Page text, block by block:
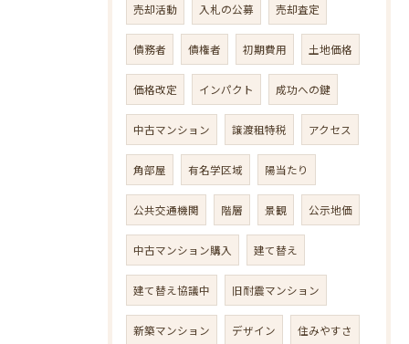
売却活動 入札の公募 売却査定
債務者 債権者 初期費用 土地価格
価格改定 インパクト 成功への鍵
中古マンション 譲渡租特税 アクセス
角部屋 有名学区域 陽当たり
公共交通機関 階層 景観 公示地価
中古マンション購入 建て替え
建て替え協議中 旧耐震マンション
新築マンション デザイン 住みやすさ